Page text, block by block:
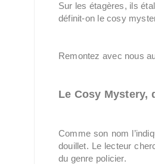
Sur les étagères, ils
définit-on le cosy
Remontez avec nous
Le Cosy Mystery,
Comme son nom
douillet. Le lecteur
du genre policier.